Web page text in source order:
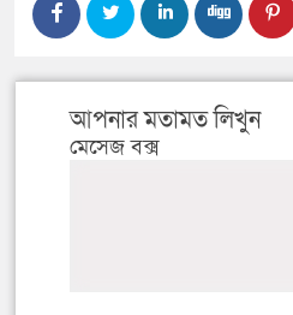
আপনার মতামত লিখুন
মেসেজ বক্স